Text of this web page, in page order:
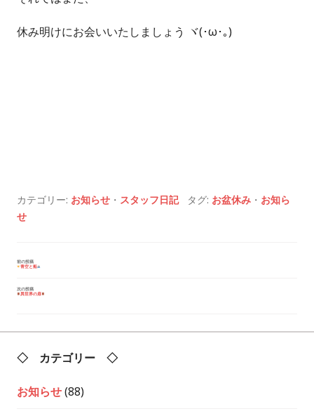
休み明けにお会いいたしましょう ヾ(･ω･｡)
カテゴリー: お知らせ ・ スタッフ日記 タグ: お盆休み ・ お知ら
せ
投
稿
ビ
ゲ
ン
前の投稿
青空と船
次の投稿
異世界の扉
◇ カテゴリー ◇
お知らせ(88)